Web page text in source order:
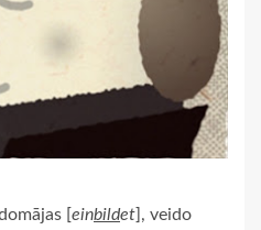
[ einbildet ], veido